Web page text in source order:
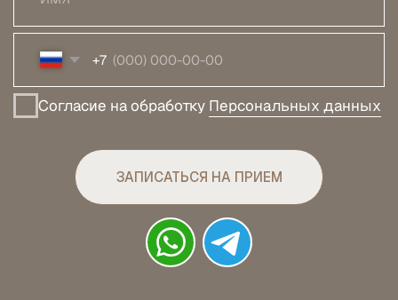
+7 495 120 19 99
БОЛЬШОЙ
ПЕРЕУЛОК, 9 К. 1
© NEW VISION 2026
ПОЛИТИКА КОНФИДЕНЦИАЛЬНОСТИ